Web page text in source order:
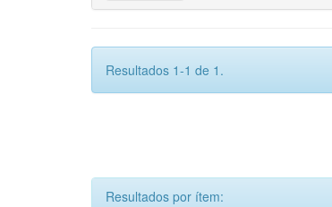
Resultados 1-1 de 1.
Resultados por ítem: